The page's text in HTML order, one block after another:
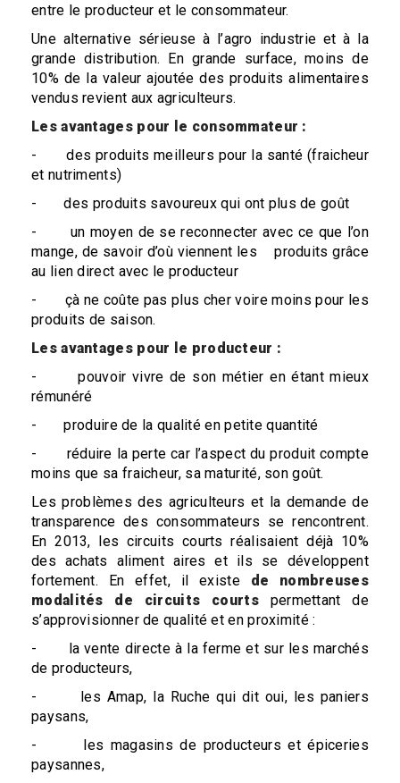
entre le producteur et le consommateur.
Une alternative sérieuse à l’agro industrie et à la
grande distribution. En grande surface, moins de
10% de la valeur ajoutée des produits alimentaires
vendus revient aux agriculteurs.
Les avantages pour le consommateur :
- des produits meilleurs pour la santé (fraicheur
et nutriments)
- des produits savoureux qui ont plus de goût
- un moyen de se reconnecter avec ce que l’on
mange, de savoir d’où viennent les produits grâce
au lien direct avec le producteur
- çà ne coûte pas plus cher voire moins pour les
produits de saison.
Les avantages pour le producteur :
- pouvoir vivre de son métier en étant mieux
rémunéré
- produire de la qualité en petite quantité
- réduire la perte car l’aspect du produit compte
moins que sa fraicheur, sa maturité, son goût.
Les problèmes des agriculteurs et la demande de
transparence des consommateurs se rencontrent.
En 2013, les circuits courts réalisaient déjà 10%
des achats aliment aires et ils se développent
fortement. En effet, il existe de nombreuses
modalités de
circuits courtspermettant de
s’approvisionner de qualité et en proximité :
- la vente directe à la ferme et sur les marchés
de producteurs,
- les Amap, la Ruche qui dit oui, les paniers
paysans,
- les magasins de producteurs et épiceries
paysannes,